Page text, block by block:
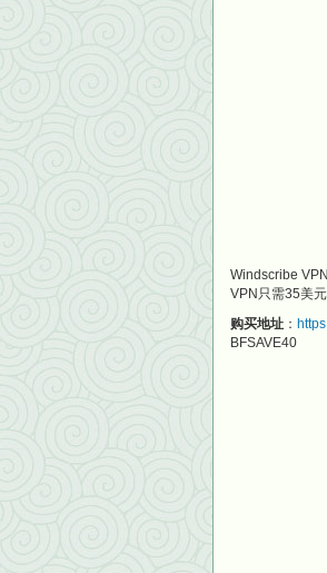
Windscribe
VPN只需35美
购买地址 ：
BFSAVE40